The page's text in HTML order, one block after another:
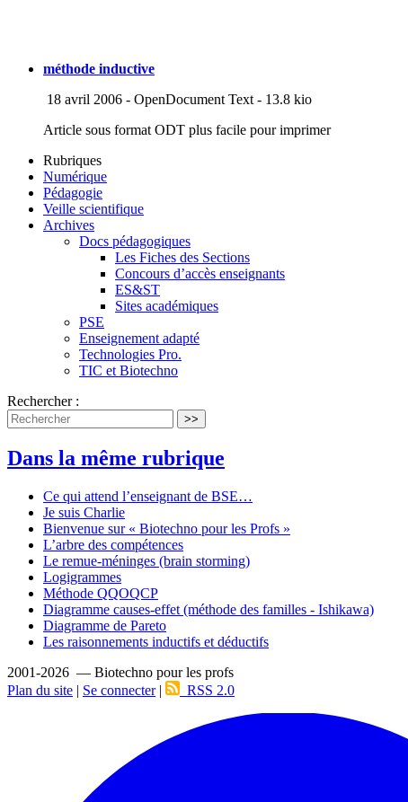
méthode inductive
18 avril 2006 - OpenDocument Text - 13.8 kio
Article sous format ODT plus facile pour imprimer
Rubriques
Numérique
Pédagogie
Veille scientifique
Archives
Docs pédagogiques
Les Fiches des Sections
Concours d’accès enseignants
ES&ST
Sites académiques
PSE
Enseignement adapté
Technologies Pro.
TIC et Biotechno
Rechercher :
>>
Dans la même rubrique
Ce qui attend l’enseignant de BSE…
Je suis Charlie
Bienvenue sur « Biotechno pour les Profs »
L’arbre des compétences
Le remue-méninges (brain storming)
Logigrammes
Méthode QQOQCP
Diagramme causes-effet (méthode des familles - Ishikawa)
Diagramme de Pareto
Les raisonnements inductifs et déductifs
2001-2026 — Biotechno pour les profs
Plan du site | Se connecter| RSS 2.0